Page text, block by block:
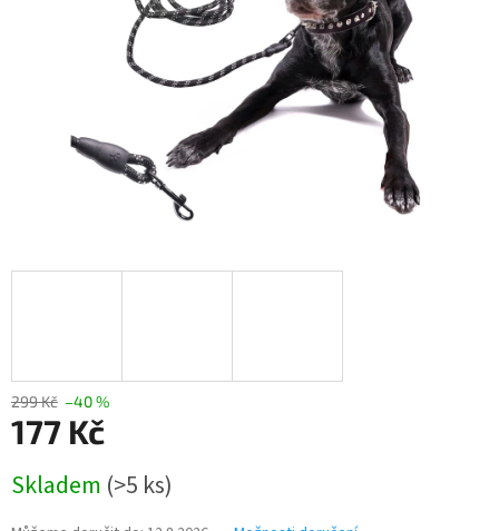
299 Kč –40 %
177 Kč
cena:
Skladem (>5 ks)